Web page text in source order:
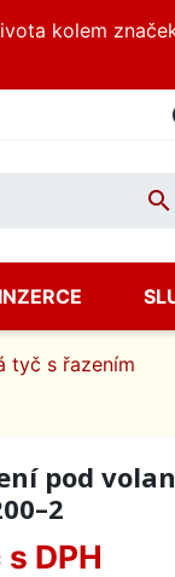
kolem

INZERCE
tyč s řazením
pod
s DPH